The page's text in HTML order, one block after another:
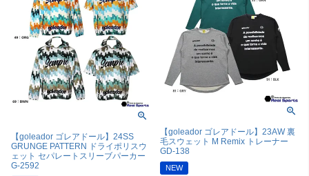
【goleador ゴレアドール】24SS
GRUNGE PATTERN ドライポリスウ
ェット セパレートスリーブパーカー
G-2592
【goleador ゴレアドール】23AW 裏
毛スウェット M Remix トレーナー
GD-138
NEW